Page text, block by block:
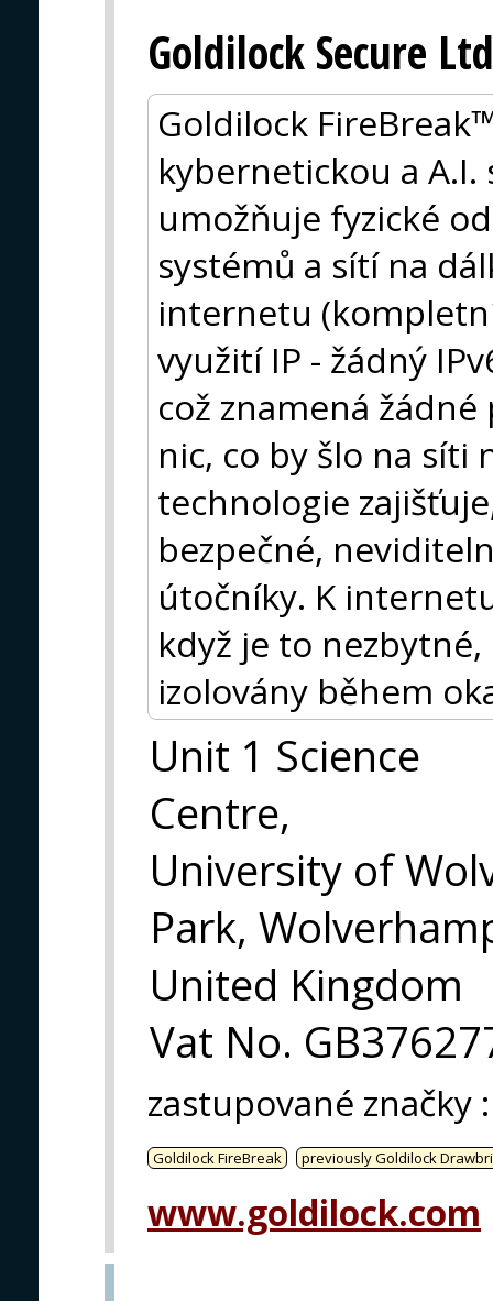
Goldilock Secure
Goldilock
kybernetickou a
umožňuje fyzické
systémů a sítí na
internetu
využití IP - žádný
což znamená
nic, co by šlo na síti
technologie
bezpečné,
útočníky. K
když je to
izolovány během
Unit 1 Science
Centre,
University of
Park,
United Kingdom
Vat No.
zastupované značky :
Goldilock FireBreak previously Goldilock
www.goldilock.com